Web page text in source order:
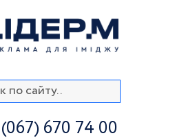
670 74 00